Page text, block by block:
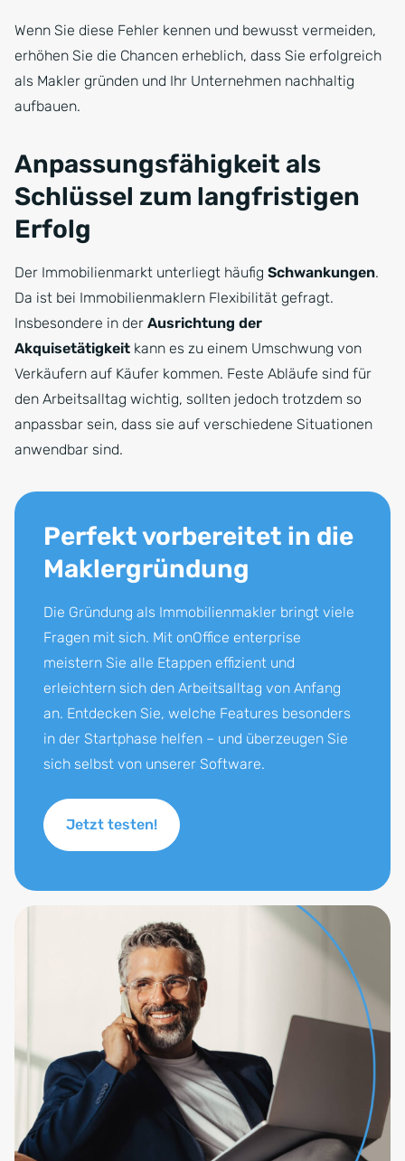
Wenn Sie diese Fehler kennen und bewusst vermeiden,
erhöhen Sie die Chancen erheblich, dass Sie erfolgreich
als Makler gründen und Ihr Unternehmen nachhaltig
aufbauen.
Anpassungsfähigkeit als
Schlüssel zum langfristigen
Erfolg
Der Immobilienmarkt unterliegt häufig Schwankungen.
Da ist bei Immobilienmaklern Flexibilität gefragt.
Insbesondere in der Ausrichtung der
Akquisetätigkeit kann es zu einem Umschwung von
Verkäufern auf Käufer kommen. Feste Abläufe sind für
den Arbeitsalltag wichtig, sollten jedoch trotzdem so
anpassbar sein, dass sie auf verschiedene Situationen
anwendbar sind.
Perfekt vorbereitet in die
Maklergründung
Die Gründung als Immobilienmakler bringt viele
Fragen mit sich. Mit onOffice enterprise
meistern Sie alle Etappen effizient und
erleichtern sich den Arbeitsalltag von Anfang
an. Entdecken Sie, welche Features besonders
in der Startphase helfen – und überzeugen Sie
sich selbst von unserer Software.
Jetzt testen!